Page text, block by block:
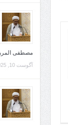
مصطفى
آگوست 10, 2025